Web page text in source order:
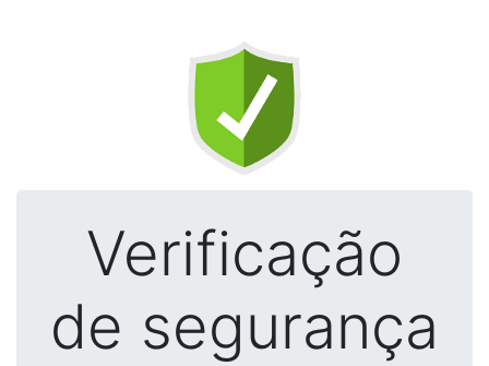
Verificação
de segurança